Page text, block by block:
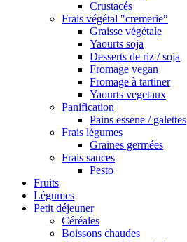
Crustacés
Frais végétal "cremerie"
Graisse végétale
Yaourts soja
Desserts de riz / soja
Fromage vegan
Fromage à tartiner
Yaourts vegetaux
Panification
Pains essene / galettes
Frais légumes
Graines germées
Frais sauces
Pesto
Fruits
Légumes
Petit déjeuner
Céréales
Boissons chaudes